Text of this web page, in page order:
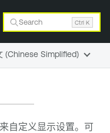
Search Ctrl K
自定义显示设置。可
(Chinese Simplified)